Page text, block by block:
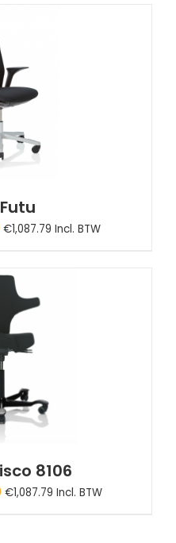
Huidige
€899.00.
€1,087.79 Incl. BTW
8106
Huidige
€1,087.79 Incl. BTW